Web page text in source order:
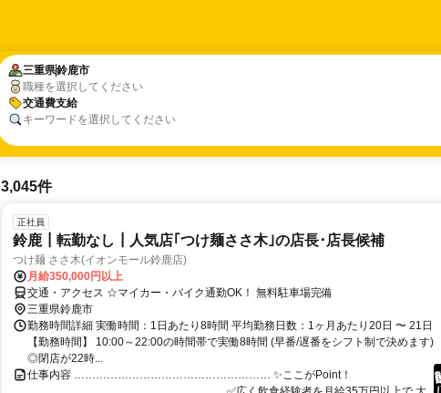
三重県鈴鹿市
職種を選択してください
交通費支給
キーワードを選択してください
三重県鈴鹿市
交通費支給
3,045件
正社員
鈴鹿┃転勤なし┃人気店｢つけ麺ささ木｣の店長･店長候補
つけ麺 ささ木(イオンモール鈴鹿店)
月給350,000円以上
交通・アクセス ☆マイカー・バイク通勤OK！ 無料駐車場完備
三重県鈴鹿市
勤務時間詳細 実働時間：1日あたり8時間 平均勤務日数：1ヶ月あたり20日 〜 21日
【勤務時間】 10:00～22:00の時間帯で実働8時間 (早番/遅番をシフト制で決めます)
◎閉店が22時...
仕事内容 ……………………………………………… ✨ここがPoint！